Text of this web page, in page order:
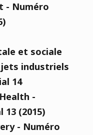
- Numéro
et sociale
industriels
14
-
13 (2015)
- Numéro